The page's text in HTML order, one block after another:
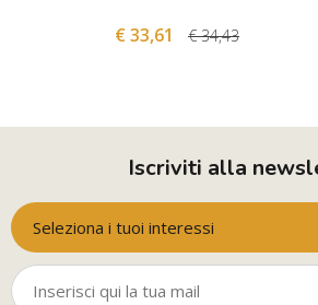
€ 33,61 € 34,43
Iscriviti alla
Seleziona i tuoi interessi